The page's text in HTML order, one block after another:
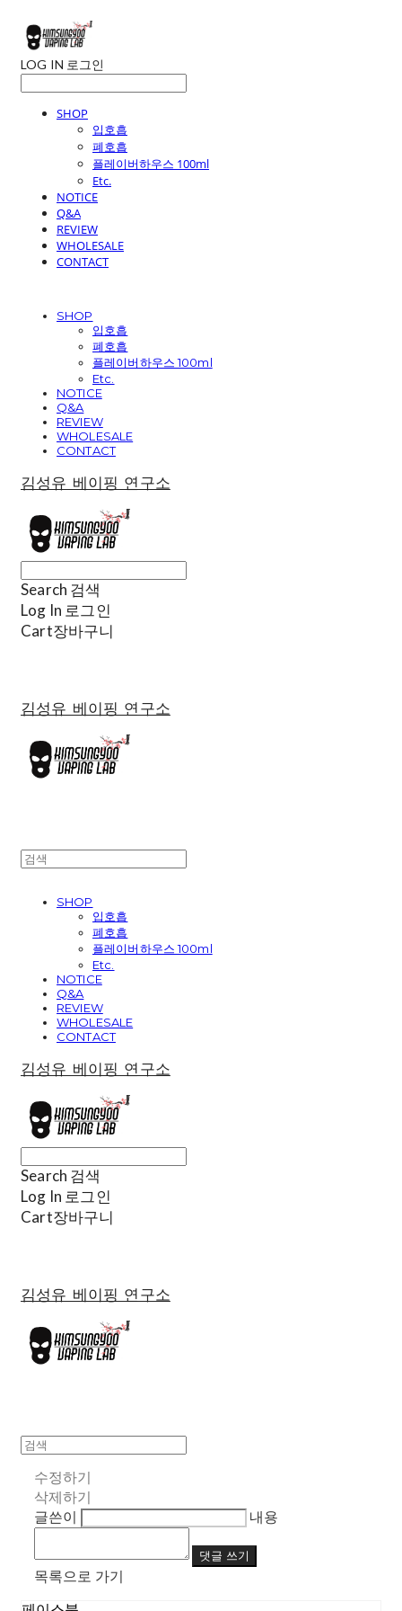
LOG IN 로그인
SHOP
입호흡
폐호흡
플레이버하우스 100ml
Etc.
NOTICE
Q&A
REVIEW
WHOLESALE
CONTACT
SHOP
입호흡
폐호흡
플레이버하우스 100ml
Etc.
NOTICE
Q&A
REVIEW
WHOLESALE
CONTACT
김성유 베이핑 연구소
Search 검색
Log In 로그인
Cart장바구니
김성유 베이핑 연구소
SHOP
입호흡
폐호흡
플레이버하우스 100ml
Etc.
NOTICE
Q&A
REVIEW
WHOLESALE
CONTACT
김성유 베이핑 연구소
Search 검색
Log In 로그인
Cart장바구니
김성유 베이핑 연구소
수정하기
삭제하기
글쓴이
내용
댓글 쓰기
목록으로 가기